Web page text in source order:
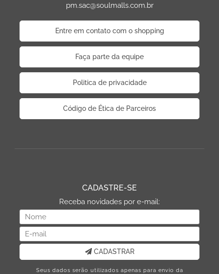
pm.sac@soulmalls.com.br
Entre em contato com o shopping
Faça parte da equipe
Politica de privacidade
Código de Ética de Parceiros
CADASTRE-SE
Receba novidades por e-mail:
CADASTRAR
Seus dados serão utilizados apenas para envio da